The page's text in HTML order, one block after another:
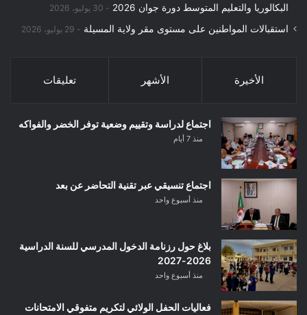
البكالوريا والتعليم المتوسط دورة جوان 2026
30 يوليو، 2026
استقبالات المواطنين على مستوى مقر ولاية المسيلة 29 يوليو، 2026
الأخيرة الأشهر تعليقات
اجتماع لدراسة وتقييم وضعية توفر الخضر والفواكه
منذ 7 أيام
اجتماع تنسيقي عبر تقنية التحاضر عن بعد
منذ أسبوع واحد
بلاغ حول رزنامة الدخول المدرسي للسنة الدراسية
2026-2027
منذ أسبوع واحد
فعاليات الحفل الولائي لتكريم متفوقي الامتحانات